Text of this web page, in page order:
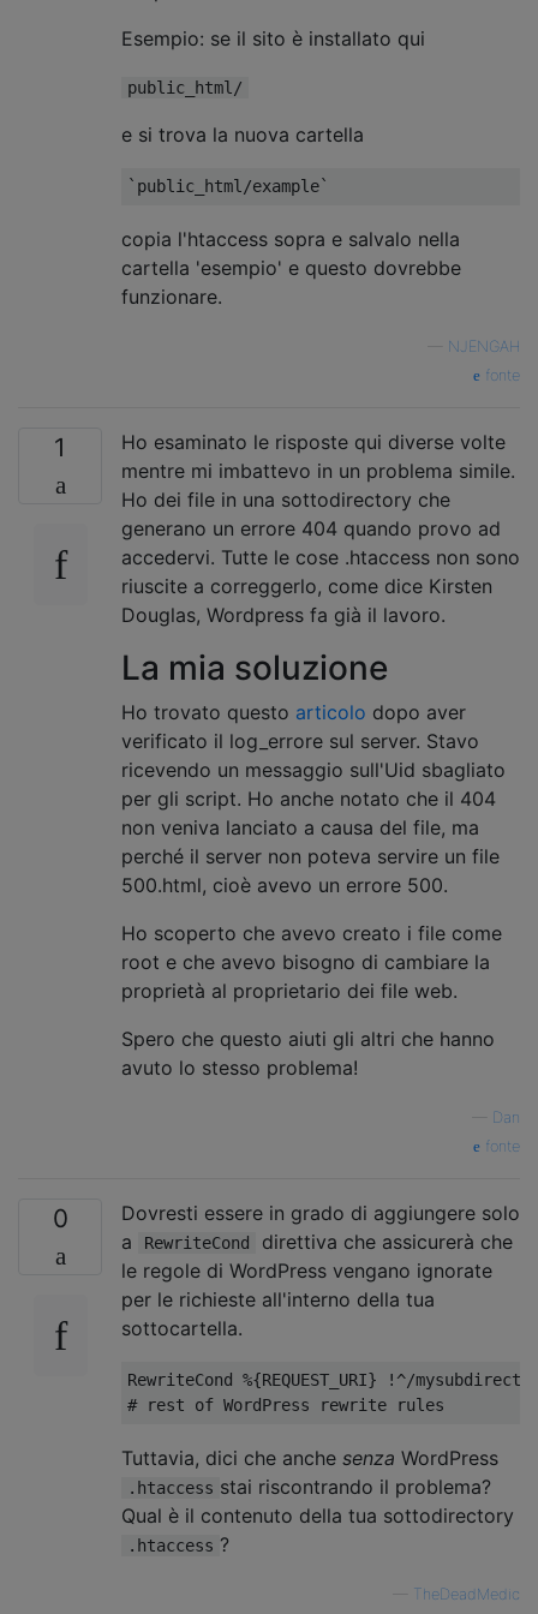
Esempio: se il sito è installato qui
public_html/
e si trova la nuova cartella
`public_html/example`
copia l'htaccess sopra e salvalo nella
cartella 'esempio' e questo dovrebbe
funzionare.
NJENGAH
fonte
1
Ho esaminato le risposte qui diverse volte
mentre mi imbattevo in un problema simile.
Ho dei file in una sottodirectory che
generano un errore 404 quando provo ad
accedervi. Tutte le cose .htaccess non sono
riuscite a correggerlo, come dice Kirsten
Douglas, Wordpress fa già il lavoro.
La mia soluzione
Ho trovato questo articolo dopo aver
verificato il log_errore sul server. Stavo
ricevendo un messaggio sull'Uid sbagliato
per gli script. Ho anche notato che il 404
non veniva lanciato a causa del file, ma
perché il server non poteva servire un file
500.html, cioè avevo un errore 500.
Ho scoperto che avevo creato i file come
root e che avevo bisogno di cambiare la
proprietà al proprietario dei file web.
Spero che questo aiuti gli altri che hanno
avuto lo stesso problema!
Dan
fonte
0
Dovresti essere in grado di aggiungere solo
a
RewriteCond
direttiva che assicurerà che
le regole di WordPress vengano ignorate
per le richieste all'interno della tua
sottocartella.
RewriteCond %{REQUEST_URI}
!^/
# rest of WordPress rewrite rules
Tuttavia, dici che anche senza WordPress
.htaccess stai riscontrando il problema?
Qual è il contenuto della tua sottodirectory
.htaccess ?
TheDeadMedic